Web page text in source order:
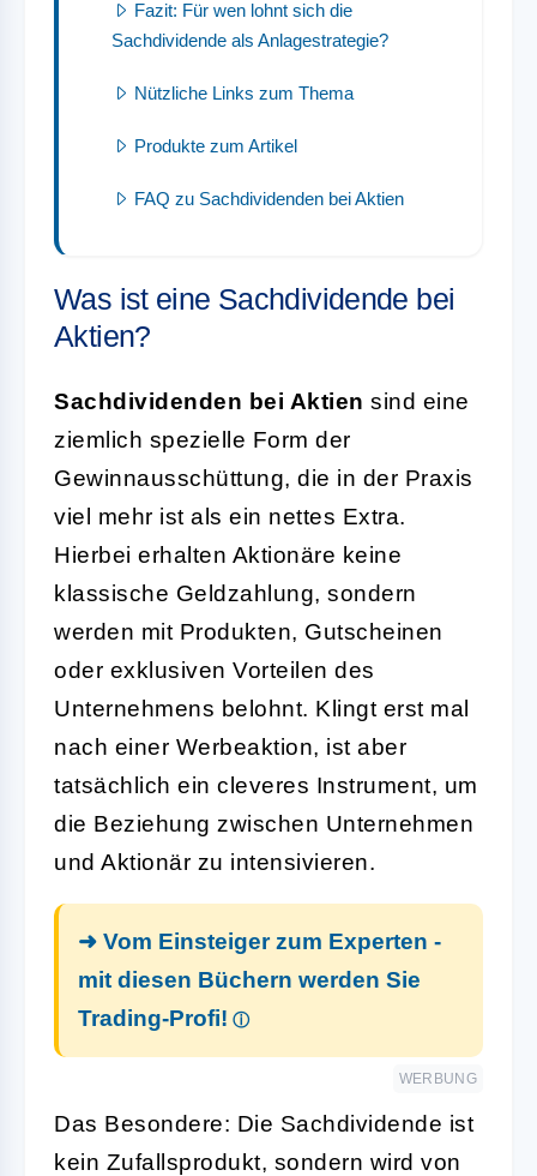
Fazit: Für wen lohnt sich die
Sachdividende als Anlagestrategie?
Nützliche Links zum Thema
Produkte zum Artikel
FAQ zu Sachdividenden bei Aktien
Was ist eine Sachdividende bei
Aktien?
Sachdividenden bei Aktien sind eine
ziemlich spezielle Form der
Gewinnausschüttung, die in der Praxis
viel mehr ist als ein nettes Extra.
Hierbei erhalten Aktionäre keine
klassische Geldzahlung, sondern
werden mit Produkten, Gutscheinen
oder exklusiven Vorteilen des
Unternehmens belohnt. Klingt erst mal
nach einer Werbeaktion, ist aber
tatsächlich ein cleveres Instrument, um
die Beziehung zwischen Unternehmen
und Aktionär zu intensivieren.
➜ Vom Einsteiger zum Experten -
mit diesen Büchern werden Sie
Trading-Profi!
WERBUNG
Das Besondere: Die Sachdividende ist
kein Zufallsprodukt, sondern wird von